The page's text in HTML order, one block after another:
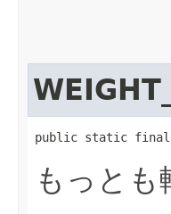
public static final
もっと